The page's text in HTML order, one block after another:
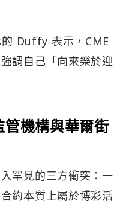
Duffy 表示，CME
調自己「向來樂於迎
機構與華爾街
罕見的三方衝突：一
約本質上屬於博彩活